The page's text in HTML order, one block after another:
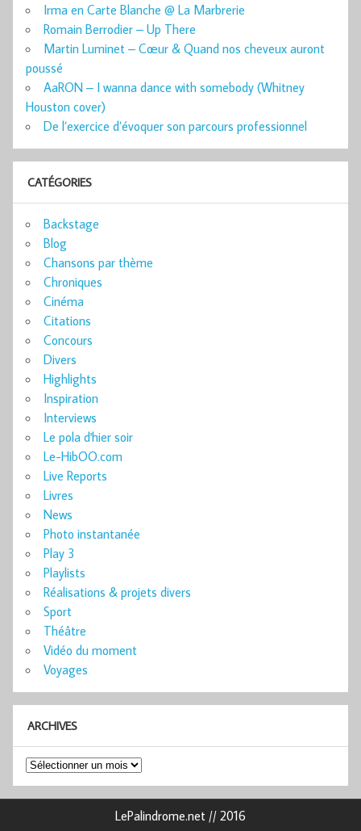
Irma en Carte Blanche @ La Marbrerie
Romain Berrodier – Up There
Martin Luminet – Cœur & Quand nos cheveux auront
poussé
AaRON – I wanna dance with somebody (Whitney
Houston cover)
De l’exercice d’évoquer son parcours professionnel
CATÉGORIES
Backstage
Blog
Chansons par thème
Chroniques
Cinéma
Citations
Concours
Divers
Highlights
Inspiration
Interviews
Le pola d'hier soir
Le-HibOO.com
Live Reports
Livres
News
Photo instantanée
Play 3
Playlists
Réalisations & projets divers
Sport
Théâtre
Vidéo du moment
Voyages
ARCHIVES
Archives
LePalindrome.net // 2016